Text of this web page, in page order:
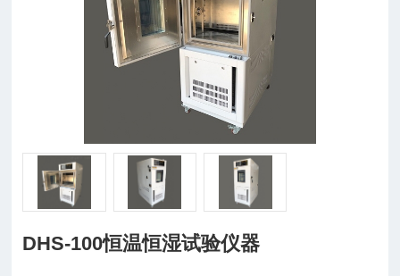
DHS-100恒温恒湿试验仪器